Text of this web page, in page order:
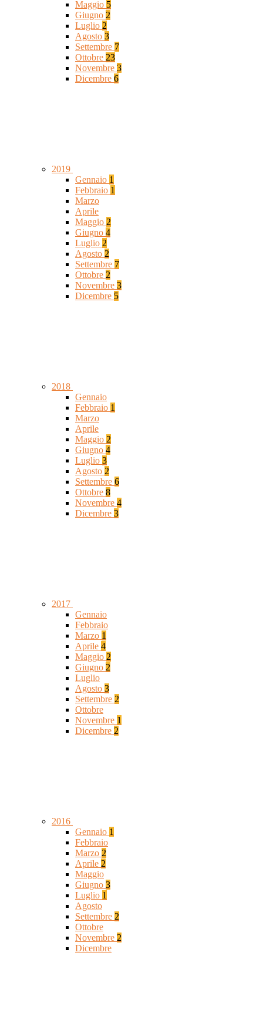
Maggio 5
Giugno 2
Luglio 2
Agosto 3
Settembre 7
Ottobre 23
Novembre 3
Dicembre 6
2019
Gennaio 1
Febbraio 1
Marzo
Aprile
Maggio 2
Giugno 4
Luglio 2
Agosto 2
Settembre 7
Ottobre 2
Novembre 3
Dicembre 5
2018
Gennaio
Febbraio 1
Marzo
Aprile
Maggio 2
Giugno 4
Luglio 3
Agosto 2
Settembre 6
Ottobre 8
Novembre 4
Dicembre 3
2017
Gennaio
Febbraio
Marzo 1
Aprile 4
Maggio 2
Giugno 2
Luglio
Agosto 3
Settembre 2
Ottobre
Novembre 1
Dicembre 2
2016
Gennaio 1
Febbraio
Marzo 2
Aprile 2
Maggio
Giugno 3
Luglio 1
Agosto
Settembre 2
Ottobre
Novembre 2
Dicembre